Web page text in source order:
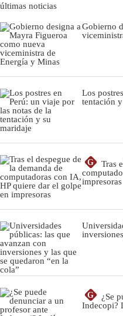
últimas noticias
Gobierno
Los
tentación
G
Tras
impresoras
G
¿Se
Indecopi?